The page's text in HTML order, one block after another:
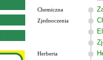
Chemiczna
Zjednoczenia
Herberta